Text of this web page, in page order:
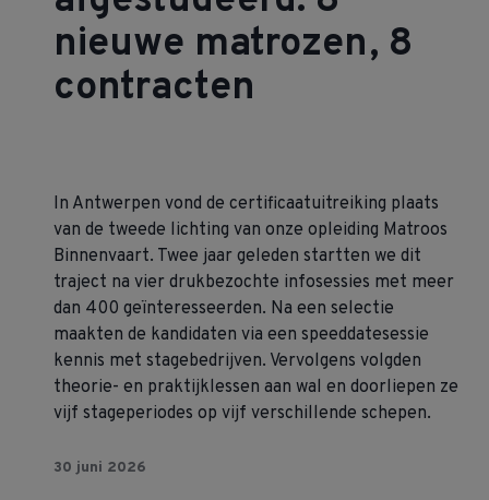
nieuwe matrozen, 8
contracten
In Antwerpen vond de certificaatuitreiking plaats
van de tweede lichting van onze opleiding Matroos
Binnenvaart. Twee jaar geleden startten we dit
traject na vier drukbezochte infosessies met meer
dan 400 geïnteresseerden. Na een selectie
maakten de kandidaten via een speeddatesessie
kennis met stagebedrijven. Vervolgens volgden
theorie- en praktijklessen aan wal en doorliepen ze
vijf stageperiodes op vijf verschillende schepen.
30 juni 2026